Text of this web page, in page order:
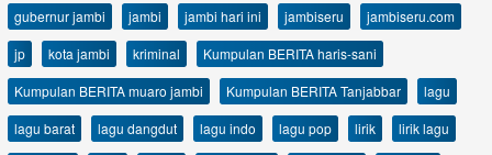
gubernur jambi
jambi jambi hari ini jambiseru
jambiseru.com
jp
kota jambi kriminal
Kumpulan BERITA haris-sani
Kumpulan BERITA muaro jambi
Kumpulan BERITA Tanjabbar
lagu
lagu barat
lagu dangdut lagu indo lagu pop lirik
lirik lagu